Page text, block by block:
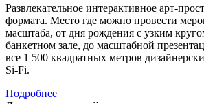
Развлекательное интерактивное арт-
формата. Место где можно провести
масштаба, от дня рождения с узким
банкетном зале, до масштабной
все 1 500 квадратных метров
Si-Fi.
Подробнее